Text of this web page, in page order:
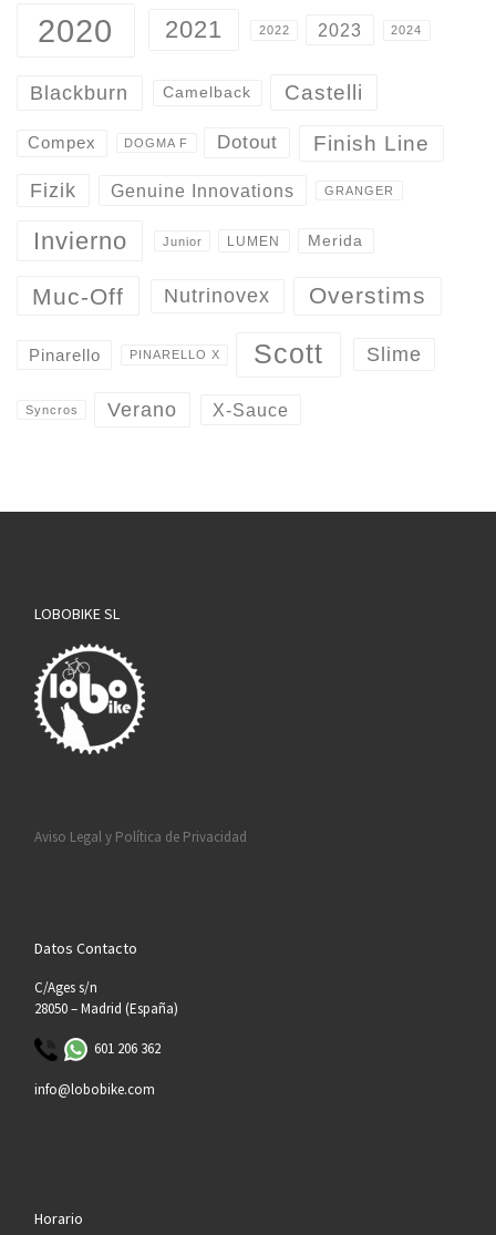
2020 2021 2022 2023 2024
Blackburn Camelback Castelli
Compex DOGMA F Dotout Finish Line
Fizik Genuine Innovations GRANGER
Invierno Junior LUMEN Merida
Muc-Off Nutrinovex Overstims
Pinarello PINARELLO X Scott Slime
Syncros Verano X-Sauce
LOBOBIKE SL
Aviso Legal y Política de Privacidad
Datos Contacto
C/Ages s/n
28050 – Madrid (España)
601 206 362
info@lobobike.com
Horario